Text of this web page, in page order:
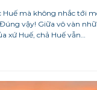
Huế mà không nhắc tới
vậy! Giữa vô vàn
xứ Huế, chả Huế vẫn…